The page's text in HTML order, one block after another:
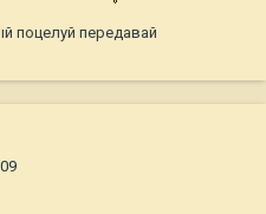
поцелуй передавай